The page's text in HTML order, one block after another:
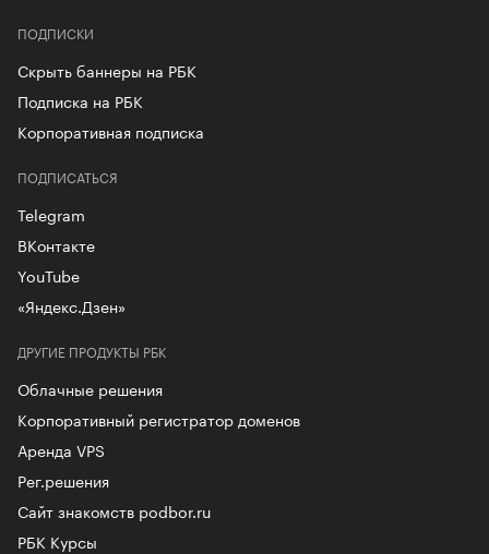
ПОДПИСКИ
Скрыть баннеры на РБК
Подписка на РБК
Корпоративная подписка
ДРУГИЕ ПРОДУКТЫ РБК
Облачные решения
Корпоративный регистратор доменов
Аренда VPS
Рег.решения
Сайт знакомств podbor.ru
РБК Курсы
ПОДПИСАТЬСЯ
Telegram
ВКонтакте
YouTube
«Яндекс.Дзен»